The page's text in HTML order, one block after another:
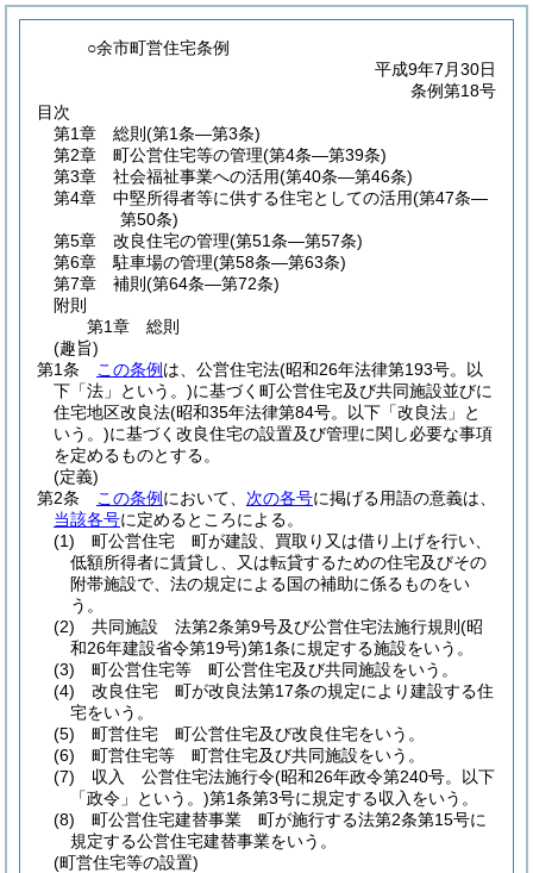
○余市町営住宅条例
平成9年7月30日
条例第18号
目次
第1章
総則 (第1条―第3条)
第2章
町公営住宅等の管理(第4条―第39条)
第3章
社会福祉事業への活用(第40条―第46条)
第4章
中堅所得者等に供する住宅としての活用(第47条―
第50条)
第5章
改良住宅の管理(第51条―第57条)
第6章
駐車場の管理(第58条―第63条)
第7章
補則 (第64条―第72条)
附則
第1章
総則
(趣旨)
第1条
この条例 は、公営住宅法(昭和26年法律第193号。以
下「法」という。)に基づく町公営住宅及び共同施設並びに
住宅地区改良法(昭和35年法律第84号。以下「改良法」と
いう。)に基づく改良住宅の設置及び管理に関し必要な事項
を定めるものとする。
(定義)
第2条
この条例 において、 次の各号に掲げる用語の意義は、
当該各号に定めるところによる。
(1)
町公営住宅 町が建設、買取り又は借り上げを行い、
低額所得者に賃貸し、又は転貸するための住宅及びその
附帯施設で、法の規定による国の補助に係るものをい
う。
(2)
共同施設 法第2条第9号及び公営住宅法施行規則 (昭
和26年建設省令第19号)第1条に規定する施設をいう。
(3)
町公営住宅等 町公営住宅及び共同施設をいう。
(4)
改良住宅 町が改良法第17条の規定により建設する住
宅をいう。
(5)
町営住宅 町公営住宅及び改良住宅をいう。
(6)
町営住宅等 町営住宅及び共同施設をいう。
(7)
収入 公営住宅法施行令(昭和26年政令第240号。以下
「政令」という。)第1条第3号に規定する収入をいう。
(8)
町公営住宅建替事業 町が施行する法第2条第15号に
規定する公営住宅建替事業をいう。
(町営住宅等の設置)